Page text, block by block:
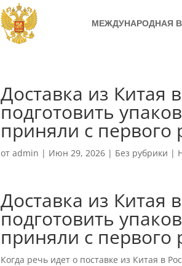
МЕЖДУНАРОДНАЯ
Доставка из Китая
подготовить
приняли с первого
отadmin | Июн 29, 2026 | Без рубрики |
Доставка из Китая
подготовить
приняли с первого
Когда речь идет о поставке из Китая в